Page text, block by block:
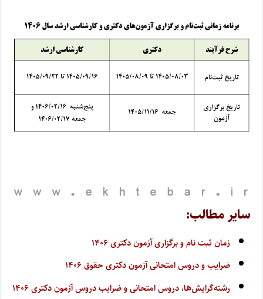
سایر مطالب:
زمان ثبت نام و برگزاری آزمون دکتری ۱۴۰۶
ضرایب و دروس امتحانی آزمون دکتری حقوق ۱۴۰۶
رشته‌گرایش‌ها، دروس امتحانی و ضرایب دروس آزمون دکتری ۱۴۰۶